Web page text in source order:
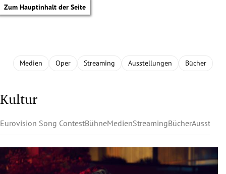
Zum Hauptinhalt der Seite
Medien Oper Streaming Ausstellungen Bücher
Kultur
Eurovision Song ContestBühneMedienStreamingBücher